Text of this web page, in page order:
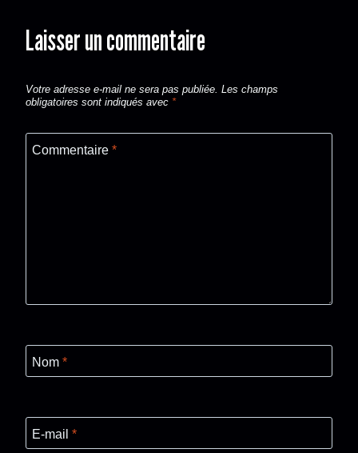
Laisser un commentaire
Votre adresse e-mail ne sera pas publiée. Les champs
obligatoires sont indiqués avec *
Commentaire *
Nom *
E-mail *